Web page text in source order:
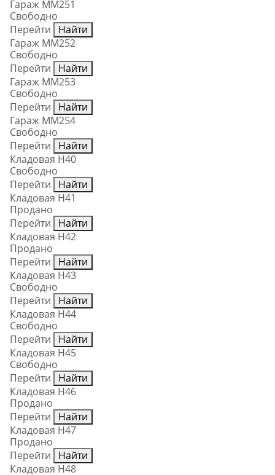
Гараж ММ251
Свободно
Перейти
Найти
Гараж ММ252
Свободно
Перейти
Найти
Гараж ММ253
Свободно
Перейти
Найти
Гараж ММ254
Свободно
Перейти
Найти
Кладовая Н40
Свободно
Перейти
Найти
Кладовая Н41
Продано
Перейти
Найти
Кладовая Н42
Продано
Перейти
Найти
Кладовая Н43
Свободно
Перейти
Найти
Кладовая Н44
Свободно
Перейти
Найти
Кладовая Н45
Свободно
Перейти
Найти
Кладовая Н46
Продано
Перейти
Найти
Кладовая Н47
Продано
Перейти
Найти
Кладовая Н48